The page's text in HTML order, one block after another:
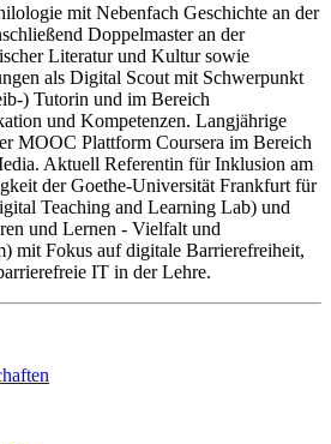
mit Nebenfach Geschichte an der
Doppelmaster an der
Literatur und Kultur sowie
als Digital Scout mit Schwerpunkt
) Tutorin und im Bereich
und Kompetenzen. Langjährige
MOOC Plattform Coursera im Bereich
Aktuell Referentin für Inklusion am
der Goethe-Universität Frankfurt für
Teaching and Learning Lab) und
und Lernen - Vielfalt und
mit Fokus auf digitale Barrierefreiheit,
IT in der Lehre.